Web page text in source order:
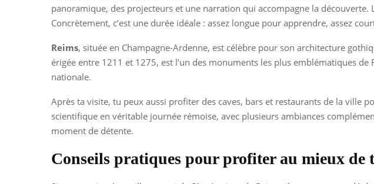
panoramique, des projecteurs et une narration qui accompagne la
Concrètement, c’est une durée idéale : assez longue pour apprendre, assez
Reims, située en Champagne-Ardenne, est célèbre pour son architecture
érigée entre 1211 et 1275, est l’un des monuments les plus emblématiques
nationale.
Après ta visite, tu peux aussi profiter des caves, bars et restaurants de la ville
scientifique en véritable journée rémoise, avec plusieurs ambiances
moment de détente.
Conseils pratiques pour profiter au mieux de